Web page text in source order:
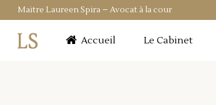
Maitre Laureen Spira – Avocat à la cour
Accueil Le Cabinet